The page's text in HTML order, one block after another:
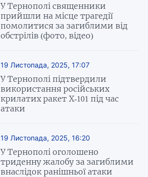
У Тернополі священники
прийшли на місце трагедії
помолитися за загиблими від
обстрілів (фото, відео)
19 Листопада, 2025, 17:07
У Тернополі підтвердили
використання російських
крилатих ракет Х-101 під час
атаки
19 Листопада, 2025, 16:20
У Тернополі оголошено
триденну жалобу за загиблими
внаслідок ранішньої атаки